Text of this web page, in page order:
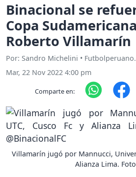
Binacional se
Copa
Roberto Villamarín
Por: Sandro Michelini •
Mar, 22 Nov 2022 4:00 pm
Comparte en:
Villamarín jugó por Mannucci,
Alianza Lima.